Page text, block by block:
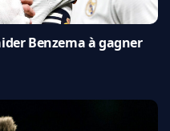
Benzema à gagner